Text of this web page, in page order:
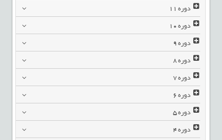
دوره11
دوره10
دوره9
دوره8
دوره7
دوره6
دوره5
دوره4